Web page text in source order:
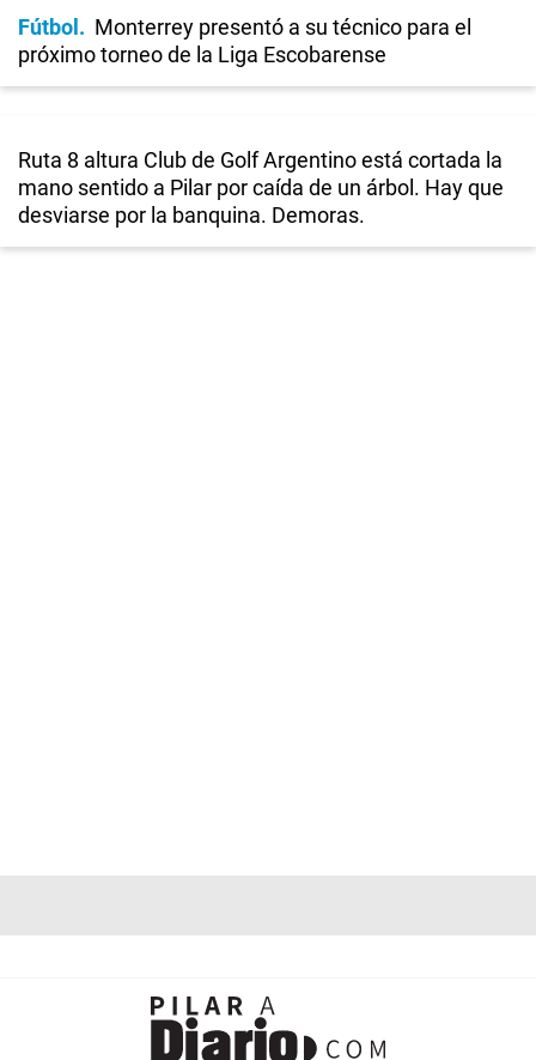
Fútbol
Monterrey presentó a su técnico para el
próximo torneo de la Liga Escobarense
Ruta 8 altura Club de Golf Argentino está cortada la
mano sentido a Pilar por caída de un árbol. Hay que
desviarse por la banquina. Demoras.